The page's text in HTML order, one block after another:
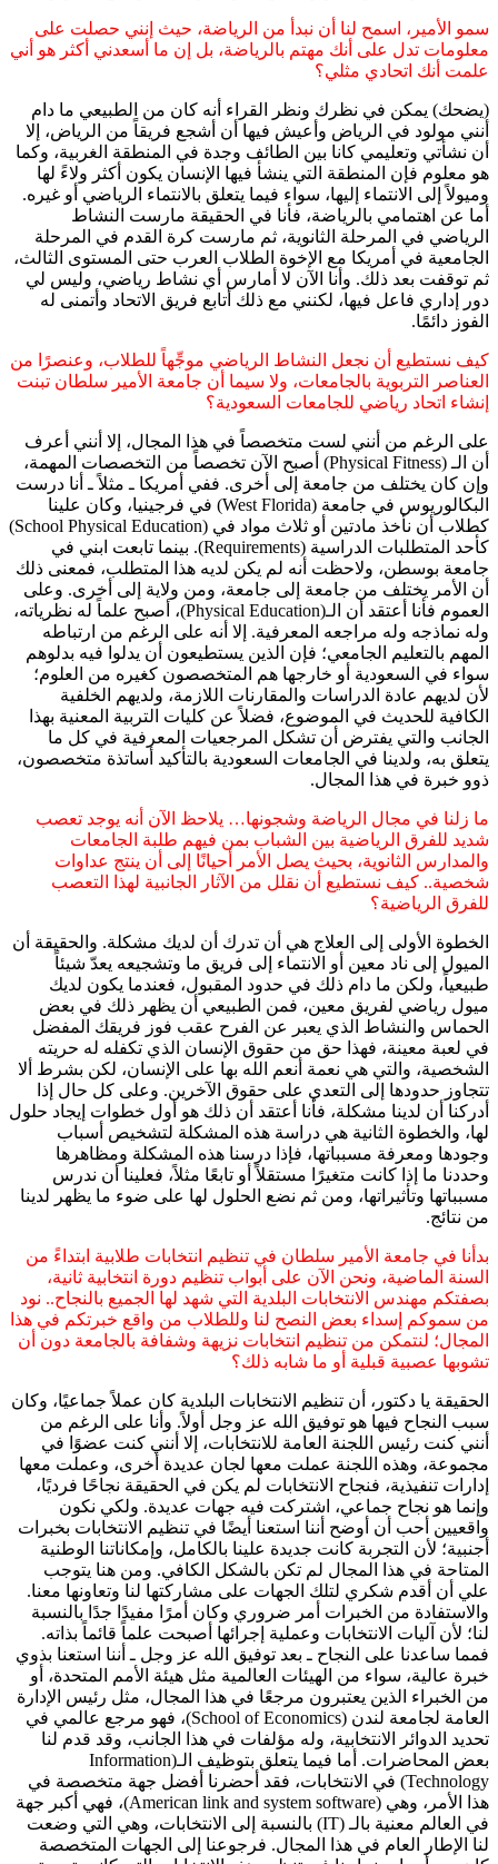
سمو الأمير، اسمح لنا أن نبدأ من الرياضة، حيث إنني حصلت على
معلومات تدل على أنك مهتم بالرياضة، بل إن ما أسعدني أكثر هو أني
علمت أنك اتحادي مثلي؟
(يضحك) يمكن في نظرك ونظر القراء أنه كان من الطبيعي ما دام
أنني مولود في الرياض وأعيش فيها أن أشجع فريقاً من الرياض، إلا
أن نشأتي وتعليمي كانا بين الطائف وجدة في المنطقة الغربية، وكما
هو معلوم فإن المنطقة التي ينشأ فيها الإنسان يكون أكثر ولاءً لها
وميولاً إلى الانتماء إليها، سواء فيما يتعلق بالانتماء الرياضي أو غيره.
أما عن اهتمامي بالرياضة، فأنا في الحقيقة مارست النشاط
الرياضي في المرحلة الثانوية، ثم مارست كرة القدم في المرحلة
الجامعية في أمريكا مع الإخوة الطلاب العرب حتى المستوى الثالث،
ثم توقفت بعد ذلك. وأنا الآن لا أمارس أي نشاط رياضي، وليس لي
دور إداري فاعل فيها، لكنني مع ذلك أتابع فريق الاتحاد وأتمنى له
الفوز دائمًا.
كيف نستطيع أن نجعل النشاط الرياضي موجِّهاً للطلاب، وعنصرًا من
العناصر التربوية بالجامعات، ولا سيما أن جامعة الأمير سلطان تبنت
إنشاء اتحاد رياضي للجامعات السعودية؟
على الرغم من أنني لست متخصصاً في هذا المجال، إلا أنني أعرف
أن الـ (Physical Fitness) أصبح الآن تخصصاً من التخصصات المهمة،
وإن كان يختلف من جامعة إلى أخرى. ففي أمريكا ـ مثلاً ـ أنا درست
البكالوريوس في جامعة (West Florida) في فرجينيا، وكان علينا
كطلاب أن نأخذ مادتين أو ثلاث مواد في (School Physical Education)
كأحد المتطلبات الدراسية (Requirements). بينما تابعت ابني في
جامعة بوسطن، ولاحظت أنه لم يكن لديه هذا المتطلب، فمعنى ذلك
أن الأمر يختلف من جامعة إلى جامعة، ومن ولاية إلى أخرى. وعلى
العموم فأنا أعتقد أن الـ(Physical Education)، أصبح علماً له نظرياته،
وله نماذجه وله مراجعه المعرفية. إلا أنه على الرغم من ارتباطه
المهم بالتعليم الجامعي؛ فإن الذين يستطيعون أن يدلوا فيه بدلوهم
سواء في السعودية أو خارجها هم المتخصصون كغيره من العلوم؛
لأن لديهم عادة الدراسات والمقارنات اللازمة، ولديهم الخلفية
الكافية للحديث في الموضوع، فضلاً عن كليات التربية المعنية بهذا
الجانب والتي يفترض أن تشكل المرجعيات المعرفية في كل ما
يتعلق به، ولدينا في الجامعات السعودية بالتأكيد أساتذة متخصصون،
ذوو خبرة في هذا المجال.
ما زلنا في مجال الرياضة وشجونها… يلاحظ الآن أنه يوجد تعصب
شديد للفرق الرياضية بين الشباب بمن فيهم طلبة الجامعات
والمدارس الثانوية، بحيث يصل الأمر أحيانًا إلى أن ينتج عداوات
شخصية.. كيف نستطيع أن نقلل من الآثار الجانبية لهذا التعصب
للفرق الرياضية؟
الخطوة الأولى إلى العلاج هي أن تدرك أن لديك مشكلة. والحقيقة أن
الميول إلى ناد معين أو الانتماء إلى فريق ما وتشجيعه يعدّ شيئاً
طبيعياً، ولكن ما دام ذلك في حدود المقبول، فعندما يكون لديك
ميول رياضي لفريق معين، فمن الطبيعي أن يظهر ذلك في بعض
الحماس والنشاط الذي يعبر عن الفرح عقب فوز فريقك المفضل
في لعبة معينة، فهذا حق من حقوق الإنسان الذي تكفله له حريته
الشخصية، والتي هي نعمة أنعم الله بها على الإنسان، لكن بشرط ألا
تتجاوز حدودها إلى التعدي على حقوق الآخرين. وعلى كل حال إذا
أدركنا أن لدينا مشكلة، فأنا أعتقد أن ذلك هو أول خطوات إيجاد حلول
لها، والخطوة الثانية هي دراسة هذه المشكلة لتشخيص أسباب
وجودها ومعرفة مسبباتها، فإذا درسنا هذه المشكلة ومظاهرها
وحددنا ما إذا كانت متغيرًا مستقلاً أو تابعًا مثلاً، فعلينا أن ندرس
مسبباتها وتأثيراتها، ومن ثم نضع الحلول لها على ضوء ما يظهر لدينا
من نتائج.
بدأنا في جامعة الأمير سلطان في تنظيم انتخابات طلابية ابتداءً من
السنة الماضية، ونحن الآن على أبواب تنظيم دورة انتخابية ثانية،
بصفتكم مهندس الانتخابات البلدية التي شهد لها الجميع بالنجاح.. نود
من سموكم إسداء بعض النصح لنا وللطلاب من واقع خبرتكم في هذا
المجال؛ لنتمكن من تنظيم انتخابات نزيهة وشفافة بالجامعة دون أن
تشوبها عصبية قبلية أو ما شابه ذلك؟
الحقيقة يا دكتور، أن تنظيم الانتخابات البلدية كان عملاً جماعيًا، وكان
سبب النجاح فيها هو توفيق الله عز وجل أولاً. وأنا على الرغم من
أنني كنت رئيس اللجنة العامة للانتخابات، إلا أنني كنت عضوًا في
مجموعة، وهذه اللجنة عملت معها لجان عديدة أخرى، وعملت معها
إدارات تنفيذية، فنجاح الانتخابات لم يكن في الحقيقة نجاحًا فرديًا،
وإنما هو نجاح جماعي، اشتركت فيه جهات عديدة. ولكي نكون
واقعيين أحب أن أوضح أننا استعنا أيضًا في تنظيم الانتخابات بخبرات
أجنبية؛ لأن التجربة كانت جديدة علينا بالكامل، وإمكاناتنا الوطنية
المتاحة في هذا المجال لم تكن بالشكل الكافي. ومن هنا يتوجب
علي أن أقدم شكري لتلك الجهات على مشاركتها لنا وتعاونها معنا.
والاستفادة من الخبرات أمر ضروري وكان أمرًا مفيدًا جدًا بالنسبة
لنا؛ لأن آليات الانتخابات وعملية إجرائها أصبحت علماً قائماً بذاته.
فمما ساعدنا على النجاح ـ بعد توفيق الله عز وجل ـ أننا استعنا بذوي
خبرة عالية، سواء من الهيئات العالمية مثل هيئة الأمم المتحدة، أو
من الخبراء الذين يعتبرون مرجعًا في هذا المجال، مثل رئيس الإدارة
العامة لجامعة لندن (School of Economics)، فهو مرجع عالمي في
تحديد الدوائر الانتخابية، وله مؤلفات في هذا الجانب، وقد قدم لنا
بعض المحاضرات. أما فيما يتعلق بتوظيف الـ(Information
Technology) في الانتخابات، فقد أحضرنا أفضل جهة متخصصة في
هذا الأمر، وهي (American link and system software)، فهي أكبر جهة
في العالم معنية بالـ (IT) بالنسبة إلى الانتخابات، وهي التي وضعت
لنا الإطار العام في هذا المجال. فرجوعنا إلى الجهات المتخصصة